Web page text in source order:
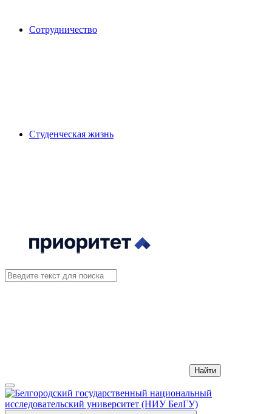
Сотрудничество
Студенческая жизнь
Найти